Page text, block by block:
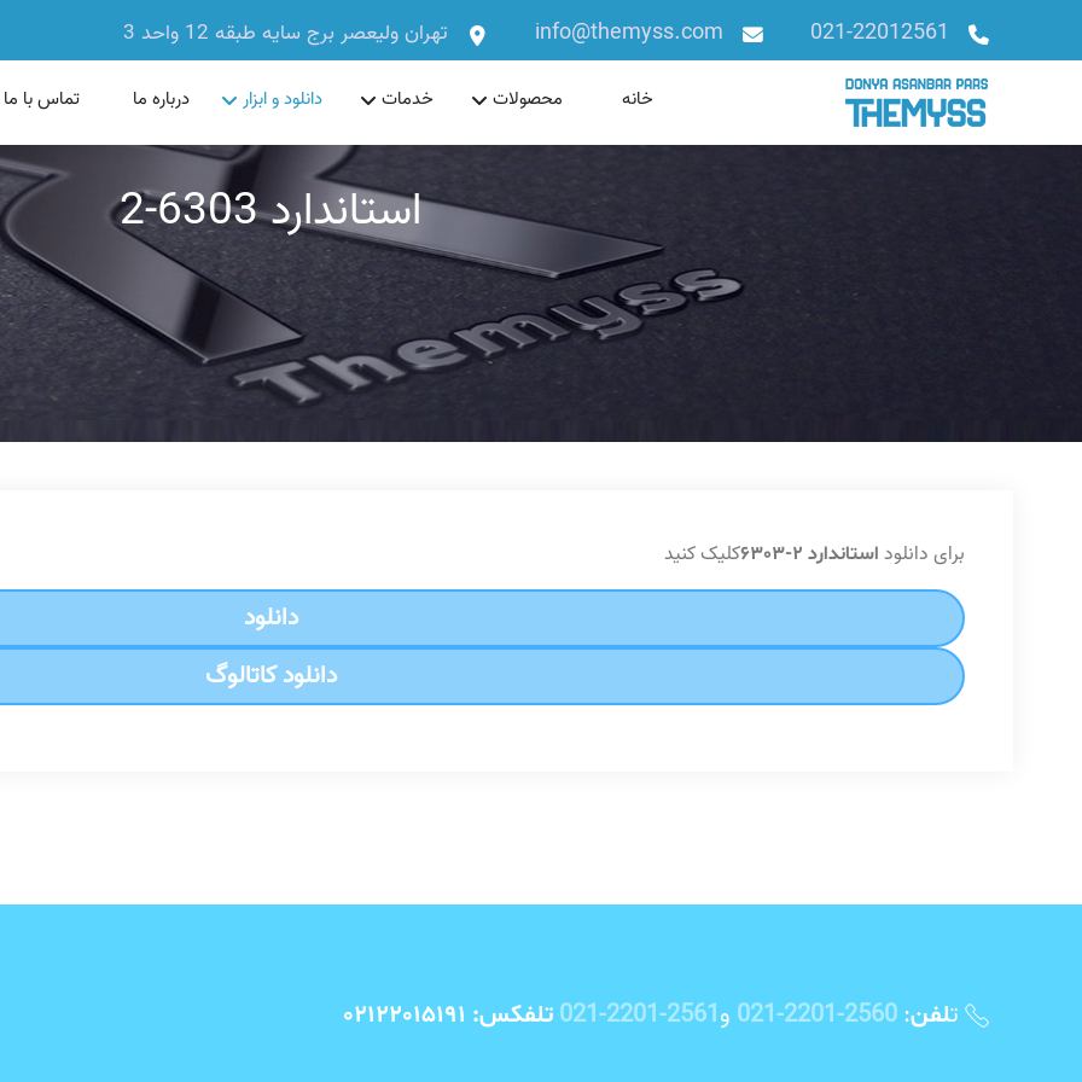
021-22012561
info@themyss.com تهران ولیعصر برج سایه طبقه 12 واحد 3
دنیا آسانبر پارس
خانه محصولات خدمات دانلود و ابزار درباره ما تماس با ما
استاندارد 6303-2
برای دانلود استاندارد 2-6303 کلیک کنید
دانلود
دانلود کاتالوگ
تلفن:
2560-2201-021 و2561-2201-021 تلفکس: 02122015191